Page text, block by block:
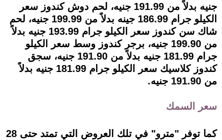
جنيه بدلاً من 191.99 جنيه، لحم دوش كندوز سعر
الكيلو جرام 186.99 جينه بدلاً من 199.99 جنيه، لحم
شاك سن كندوز سعر الكيلو جرام 193.99 جنيه بدلاً
من 199.90 جنيه، برجر كندوز وسط سعر الكيلو
جرام 181.99 جنيه بدلاً من 191.90 جنيه، سجق
كندوز كلاسيك سعر الكيلو جرام 181.99 جنيه بدلاً
من 191.90 جنيه.
سعر السمك
كما توفر "مترو" في تلك العروض التي تمتد حتى 28